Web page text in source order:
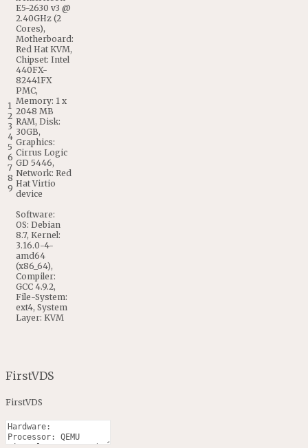
1
2
3
4
5
6
7
8
9
E5-2630 v3 @
2.40GHz (2
Cores),
Motherboard:
Red Hat KVM,
Chipset: Intel
440FX-
82441FX
PMC,
Memory: 1 x
2048 MB
RAM, Disk:
30GB,
Graphics:
Cirrus Logic
GD 5446,
Network: Red
HatVirtio
device
Software:
OS: Debian
8.7, Kernel:
3.16.0-4-
amd64
(x86_64),
Compiler:
GCC 4.9.2,
File-System:
ext4, System
Layer: KVM
FirstVDS
FirstVDS